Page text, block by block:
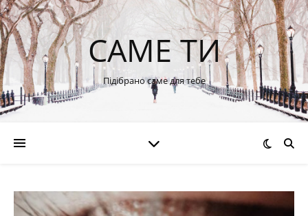
САМЕ ТИ
Підібрано саме для тебе